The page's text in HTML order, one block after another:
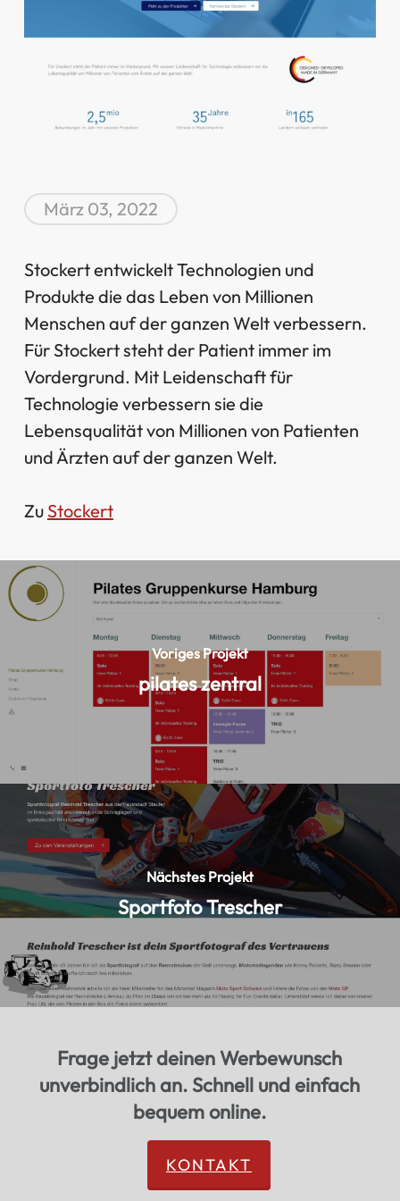
März 03, 2022
Stockert entwickelt Technologien und
Produkte die das Leben von Millionen
Menschen auf der ganzen Welt verbessern.
Für Stockert steht der Patient immer im
Vordergrund. Mit Leidenschaft für
Technologie verbessern sie die
Lebensqualität von Millionen von Patienten
und Ärzten auf der ganzen Welt.
Zu Stockert
Voriges Projekt
pilates zentral
Nächstes Projekt
Sportfoto Trescher
Frage jetzt deinen Werbewunsch
unverbindlich an. Schnell und einfach
bequem online.
KONTAKT